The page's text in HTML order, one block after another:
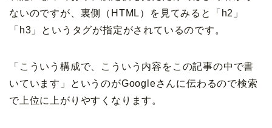
ないのですが、裏側（HTML）を見てみると「h2」
「h3」というタグが指定がされているのです。
「こういう構成で、こういう内容をこの記事の中で書
いています」というのがGoogleさんに伝わるので検索
で上位に上がりやすくなります。